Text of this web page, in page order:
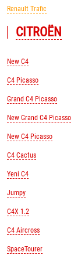
Renault Trafic
CITROЁN
New C4
C4 Picasso
Grand C4 Picasso
New Grand C4 Picasso
New C4 Picasso
C4 Cactus
Yeni C4
Jumpy
C4X 1.2
C4 Aircross
SpaceTourer